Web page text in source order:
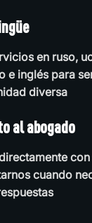
en ruso,
e inglés para
diversa
al abogado
cuando